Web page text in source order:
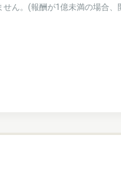
ん。(報酬が1億未満の場合、